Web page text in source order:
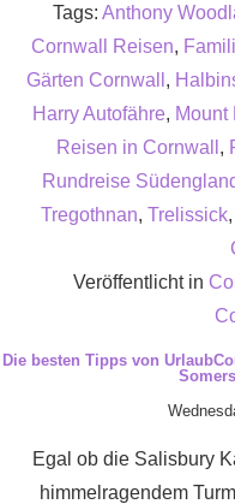
Tags: Anthony
Cornwall Reisen,
Gärten Cornwall ,
Harry Autofähre, Mount
Reisen in Cornwall ,
Rundreise
Tregothnan,Trelissick
Veröffentlicht in
Die besten Tipps von
Egal ob die Salisbury
himmelragendem